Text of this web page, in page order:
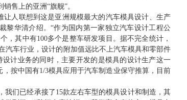
售上的亚洲“旗舰”。
人联想到这是亚洲规模最大的汽车模具设计、生产
黎华清介绍。“作为国内第一家独立汽车设计工程公
，其中有100多个是整车研发项目。据不完全统计，
汽车行业，设计的附加值远比不上汽车模具和零部件
计业务的同时，主要开发的是模具的设计生产这一
按中国有1/3模具应用于汽车制造业保守推算，目前
们已经承接了15款左右车型的模具设计和制造，其